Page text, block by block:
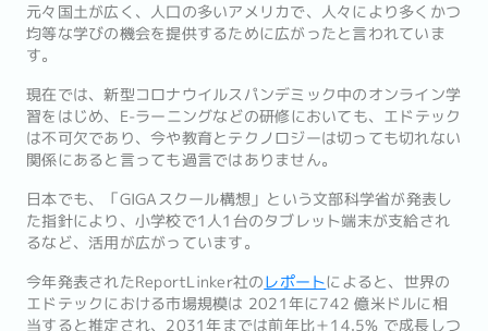
元々国土が広く、人口の多いアメリカで、人々により多くかつ
均等な学びの機会を提供するために広がったと言われていま
す。
現在では、新型コロナウイルスパンデミック中のオンライン学
習をはじめ、E-ラーニングなどの研修においても、エドテック
は不可欠であり、今や教育とテクノロジーは切っても切れない
関係にあると言っても過言ではありません。
日本でも、「GIGAスクール構想」という文部科学省が発表し
た指針により、小学校で1人1台のタブレット端末が支給され
るなど、活用が広がっています。
今年発表されたReportLinker社のレポートによると、世界の
エドテックにおける市場規模は 2021年に742 億米ドルに相
当すると推定され、2031年までは前年比＋14.5% で成長しつ